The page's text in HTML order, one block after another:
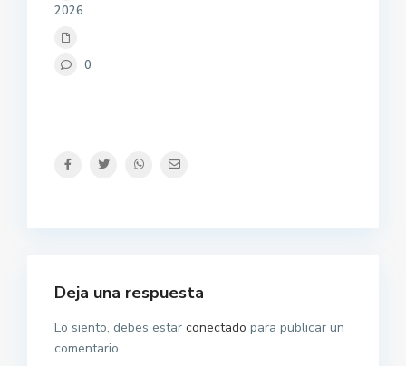
2026
0
Deja una respuesta
Lo siento, debes estar conectado para publicar un
comentario.